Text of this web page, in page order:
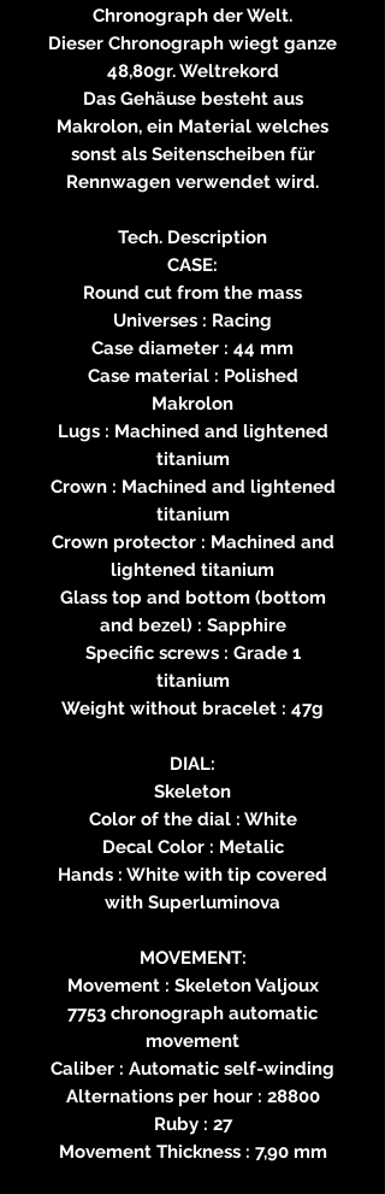
Chronograph der Welt.
Dieser Chronograph wiegt ganze
48,80gr. Weltrekord
Das Gehäuse besteht aus
Makrolon, ein Material welches
sonst als Seitenscheiben für
Rennwagen verwendet wird.
Tech. Description
CASE:
Round cut from the mass
Universes : Racing
Case diameter : 44 mm
Case material : Polished
Makrolon
Lugs : Machined and lightened
titanium
Crown : Machined and lightened
titanium
Crown protector : Machined and
lightened titanium
Glass top and bottom (bottom
and bezel) : Sapphire
Specific screws : Grade 1
titanium
Weight without bracelet : 47g
DIAL:
Skeleton
Color of the dial : White
Decal Color : Metalic
Hands : White with tip covered
with Superluminova
MOVEMENT:
Movement : Skeleton Valjoux
7753 chronograph automatic
movement
Caliber : Automatic self-winding
Alternations per hour : 28800
Ruby : 27
Movement Thickness : 7,90 mm